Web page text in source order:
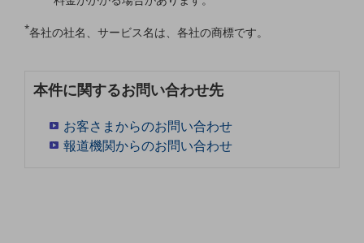
顧客体験（CX）改善
自動化・省電化
業種・業態で探す
*各社の社名、サービス名は、各社の商標です。
本件に関するお問い合わせ先
お客さまからのお問い合わせ
報道機関からのお問い合わせ